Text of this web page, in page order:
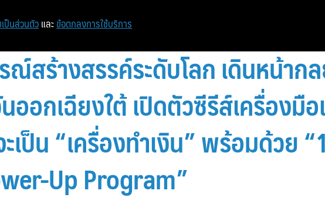
สร้างสรรค์ระดับโลก เดินหน้าก
ออกเฉียงใต้ เปิดตัวซีรีส์เครื่องมื
เป็น “เครื่องทำเงิน” พร้อมด้วย
Up Program”
ป็นส่วนตัว และ ข้อตกลงการใช้บริการ